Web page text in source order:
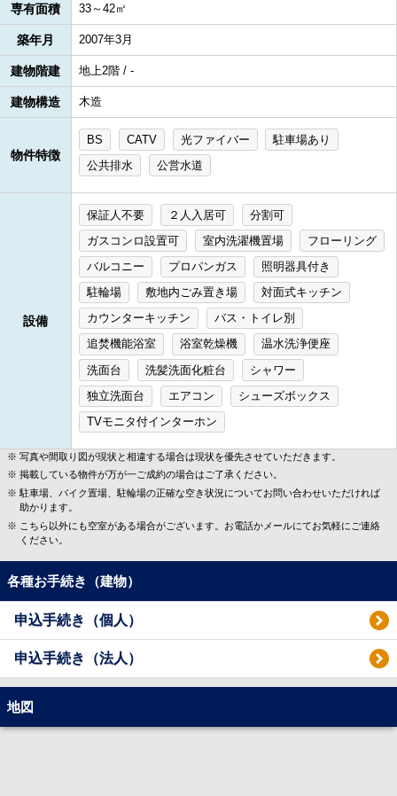
専有面積 33～42㎡
築年月 2007年3月
建物階建 地上2階 / -
建物構造 木造
物件特徴
BS CATV 光ファイバー
駐車場あり
公共排水
公営水道
設備
保証人不要 ２人入居可
分割可
ガスコンロ設置可
室内洗濯機置場
フローリング
バルコニー
プロパンガス
照明器具付き
駐輪場
敷地内ごみ置き場
対面式キッチン
カウンターキッチン
バス・トイレ別
追焚機能浴室
浴室乾燥機
温水洗浄便座
洗面台
洗髪洗面化粧台
シャワー
独立洗面台
エアコン
シューズボックス
TVモニタ付インターホン
写真や間取り図が現状と相違する場合は現状を優先させていただきます。
掲載している物件が万が一ご成約の場合はご了承ください。
駐車場、バイク置場、駐輪場の正確な空き状況についてお問い合わせいただければ
助かります。
こちら以外にも空室がある場合がございます。お電話かメールにてお気軽にご連絡
ください。
各種お手続き（建物）
申込手続き（個人）
申込手続き（法人）
地図